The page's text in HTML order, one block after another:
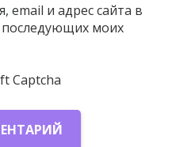
email и адрес сайта в
последующих моих
Captcha